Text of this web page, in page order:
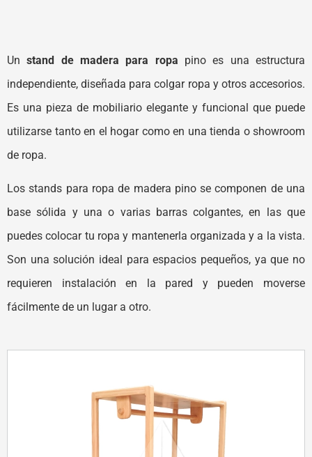
Unstand de madera para ropa pino es una estructura
independiente, diseñada para colgar ropa y otros accesorios.
Es una pieza de mobiliario elegante y funcional que puede
utilizarse tanto en el hogar como en una tienda o showroom
de ropa.
Los stands para ropa de madera pino se componen de una
base sólida y una o varias barras colgantes, en las que
puedes colocar tu ropa y mantenerla organizada y a la vista.
Son una solución ideal para espacios pequeños, ya que no
requieren instalación en la pared y pueden moverse
fácilmente de un lugar a otro.